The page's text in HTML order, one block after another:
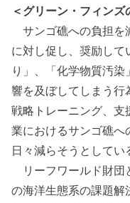
＜グリーン・フィンズ
サンゴ礁への負担を
に対し促し、奨励し
り」、「化学物質汚
響を及ぼしてしまう行
戦略トレーニング、支
業におけるサンゴ礁へ
日々減らそうとしてい
リーフワールド財団
の海洋生態系の課題解